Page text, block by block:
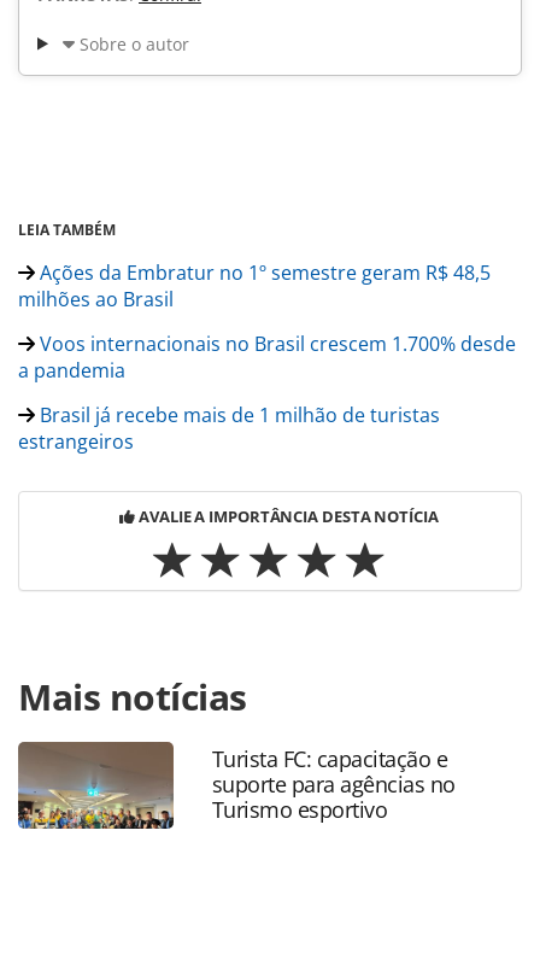
Sobre o autor
LEIA TAMBÉM
Ações da Embratur no 1º semestre geram R$ 48,5
milhões ao Brasil
Voos internacionais no Brasil crescem 1.700% desde
a pandemia
Brasil já recebe mais de 1 milhão de turistas
estrangeiros
AVALIE A IMPORTÂNCIA DESTA NOTÍCIA
https://www.panrotas.com.br/mercado/pesquisas-e-
estatisticas/2022/08/brasil-recebeu-37-mil-voos-
internacionais-em-julho-aponta-embratur_191008.html ou
as ferramentas oferecidas na página. Todo o conteúdo
produzido pela PANROTAS Editora é protegido pela
legislação brasileira sobre direito autoral. Não reproduza o
Mais notícias
Turista FC: capacitação e
suporte para agências no
Turismo esportivo